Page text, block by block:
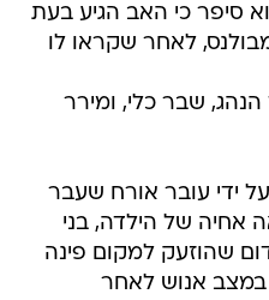
סיפר כי האב הגיע בעת
לאחר שקראו לו
שבר כלי, ומירר
ידי עובר אורח שעבר
אחיה של הילדה, בני
שהוזעק למקום פינה
במצב אנוש לאחר